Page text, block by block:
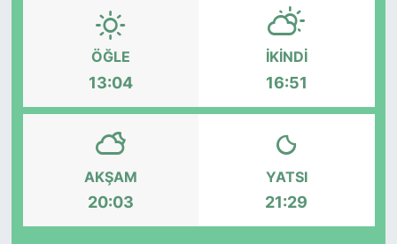
ÖĞLE
13:04
İKINDI
16:51
AKŞAM
20:03
YATSI
21:29